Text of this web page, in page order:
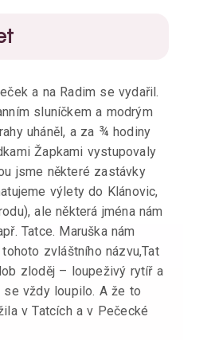
a na Radim se vydařil.
sluníčkem a modrým
uháněl, a za ¾ hodiny
Žapkami vystupovaly
jsme některé zastávky
výlety do Klánovic,
ale některá jména nám
Tatce. Maruška nám
zvláštního názvu,Tat
zloděj – loupeživý rytíř a
vždy loupilo. A že to
v Tatcích a v Pečecké